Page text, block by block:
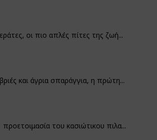
οι πιο απλές πίτες της ζωή...
και άγρια σπαράγγια, η πρώτη...
του κασιώτικου πιλα...